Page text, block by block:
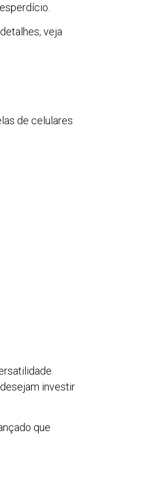
veja
de celulares
investir
que